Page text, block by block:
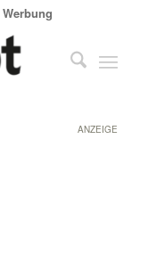
Werbung
ANZEIGE